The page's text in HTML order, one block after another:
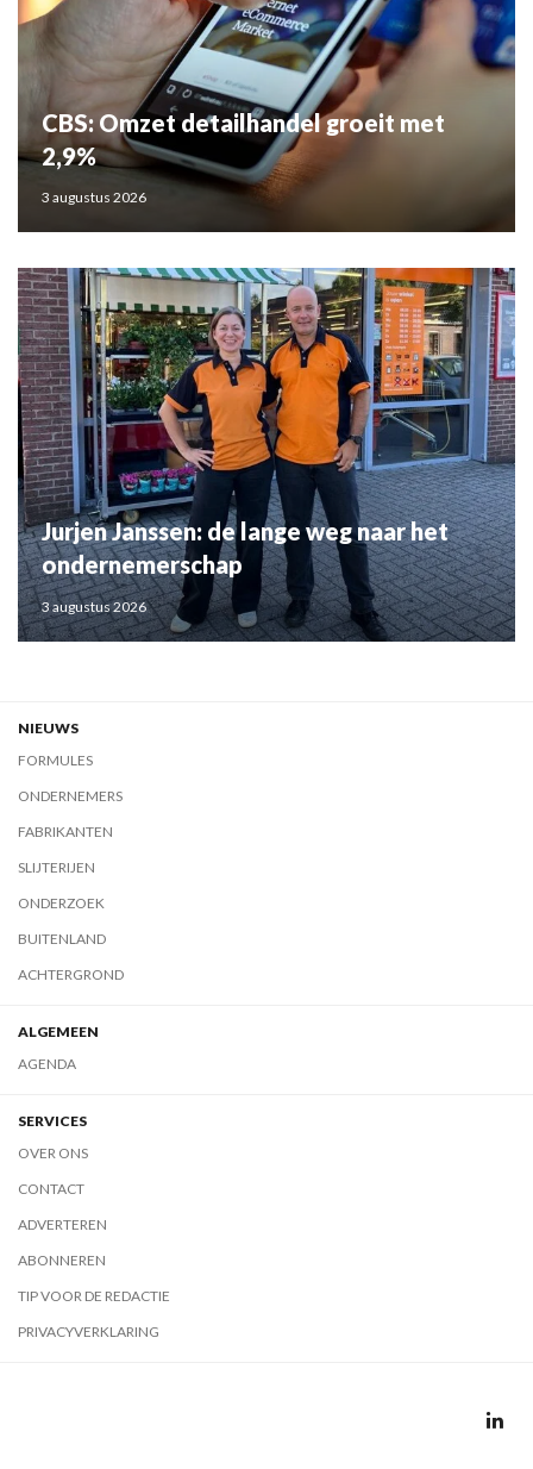
CBS: Omzet detailhandel groeit met
2,9%
3 augustus 2026
Jurjen Janssen: de lange weg naar het
ondernemerschap
3 augustus 2026
NIEUWS
FORMULES
ONDERNEMERS
FABRIKANTEN
SLIJTERIJEN
ONDERZOEK
BUITENLAND
ACHTERGROND
ALGEMEEN
AGENDA
SERVICES
OVER ONS
CONTACT
ADVERTEREN
ABONNEREN
TIP VOOR DE REDACTIE
PRIVACYVERKLARING